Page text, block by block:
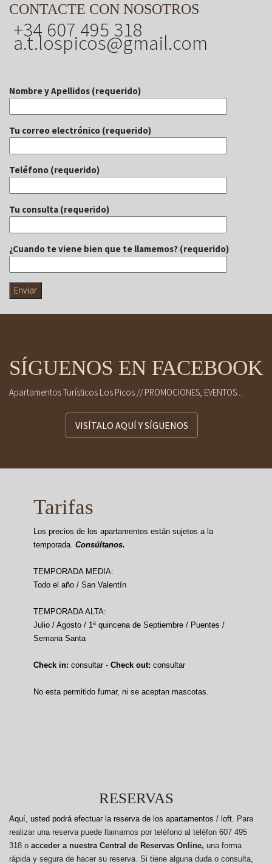
CONTACTE CON NOSOTROS
+34 607 495 318
a.t.lospicos@gmail.com
Nombre y Apellidos (requerido)
Tu correo electrónico (requerido)
Teléfono (requerido)
Tu consulta (requerido)
¿Cuando te viene bien que te llamemos? (requerido)
SÍGUENOS EN FACEBOOK
Apartamentos Turísticos Los Picos // PROMOCIONES, EVENTOS...
VISÍTALO AQUÍ Y SÍGUENOS
Tarifas
Los precios de los apartamentos están sujetos a la
temporada. Consúltanos.
TEMPORADA MEDIA:
Todo el año / San Valentín
TEMPORADA ALTA:
Julio / Agosto / 1ª quincena de Septiembre / Puentes /
Semana Santa
Check in: consultar - Check out: consultar
No esta permitido fumar, ni se aceptan mascotas.
RESERVAS
Aquí, usted podrá efectuar la reserva de los apartamentos / loft. Para
realizar una reserva puede llamarnos por teléfono al teléfon 607 495
318 o acceder a nuestra Central de Reservas Online, una forma
rápida y segura de hacer su reserva. Si tiene alguna duda o consulta,